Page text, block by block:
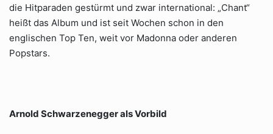
die Hitparaden gestürmt und zwar international: „Chant“
heißt das Album und ist seit Wochen schon in den
englischen Top Ten, weit vor Madonna oder anderen
Popstars.
Arnold Schwarzenegger als Vorbild